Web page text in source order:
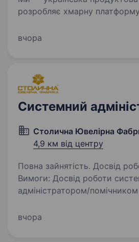
розробляє хмарну
ми шукаємо Sales / Account
вчора
Системний
Столична Ювелірна
4,9 км від центру
Повна зайнятість. Досвід
Вимоги: Досвід роботи системним
адміністратором/
Розуміння моделі OSI, знання
вчора